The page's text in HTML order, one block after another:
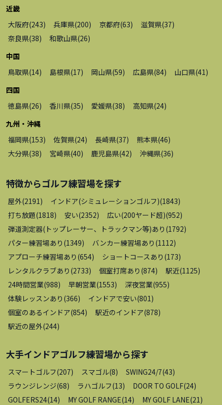
近畿
大阪府(243) 兵庫県(200) 京都府(63) 滋賀県(37)
奈良県(38) 和歌山県(26)
中国
鳥取県(14) 島根県(17) 岡山県(59) 広島県(84) 山口県(41)
四国
徳島県(26) 香川県(35) 愛媛県(38) 高知県(24)
九州・沖縄
福岡県(153) 佐賀県(24) 長崎県(37) 熊本県(46)
大分県(38) 宮崎県(40) 鹿児島県(42) 沖縄県(36)
特徴からゴルフ練習場を探す
屋外(2191) インドア(シミュレーションゴルフ)(1843)
打ち放題(1818) 安い(2352) 広い(200ヤード超)(952)
弾道測定器(トップレーサー、トラックマン等)あり (1792)
パター練習場あり (1349) バンカー練習場あり (1112)
アプローチ練習場あり (654) ショートコースあり (173)
レンタルクラブあり (2733) 個室打席あり (874) 駅近(1125)
24時間営業(988) 早朝営業(1553) 深夜営業(955)
体験レッスンあり (366) インドアで安い(801)
個室のあるインドア(854) 駅近のインドア(878)
駅近の屋外(244)
大手インドアゴルフ練習場から探す
スマートゴルフ(207) スマゴル(8) SWING24/7(43)
ラウンジレンジ(68) ラハゴルフ(13) DOOR TO GOLF(24)
GOLFERS24(14) MY GOLF RANGE(14) MY GOLF LANE(21)